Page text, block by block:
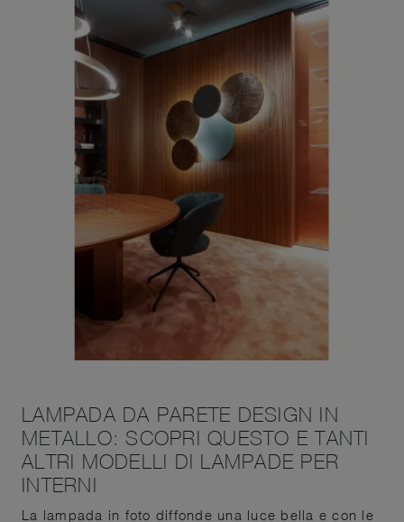
LAMPADA DA PARETE DESIGN IN
METALLO: SCOPRI QUESTO E TANTI
ALTRI MODELLI DI LAMPADE PER
INTERNI
La lampada in foto diffonde una luce bella e con le